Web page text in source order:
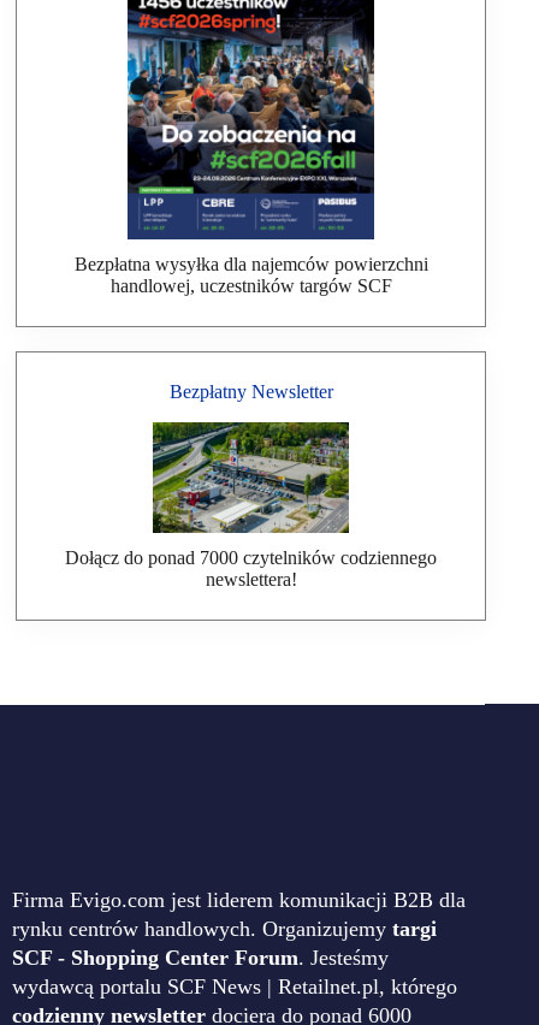
Bezpłatna wysyłka dla najemców powierzchni
handlowej, uczestników targów SCF
Bezpłatny Newsletter
Dołącz do ponad 7000 czytelników codziennego
newslettera!
Firma Evigo.com jest liderem komunikacji B2B dla
rynku centrów handlowych. Organizujemy targi
SCF - Shopping Center Forum. Jesteśmy
wydawcą portalu SCF News | Retailnet.pl, którego
codzienny newsletter dociera do ponad 6000